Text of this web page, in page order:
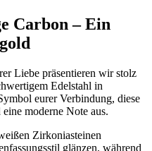
Carbon – Ein
Liebe präsentieren wir stolz
Edelstahl in
eurer Verbindung, diese
moderne Note aus.
Zirkoniasteinen
glänzen, während